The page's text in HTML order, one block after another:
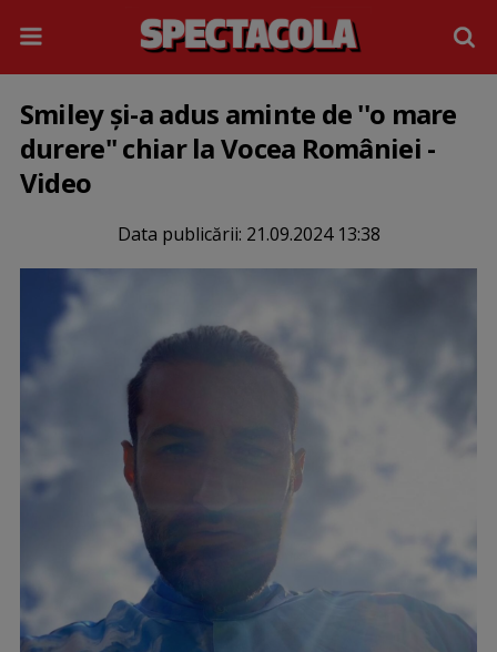
Smiley și-a adus aminte de ''o mare
durere'' chiar la Vocea României -
Video
Data publicării: 21.09.2024 13:38